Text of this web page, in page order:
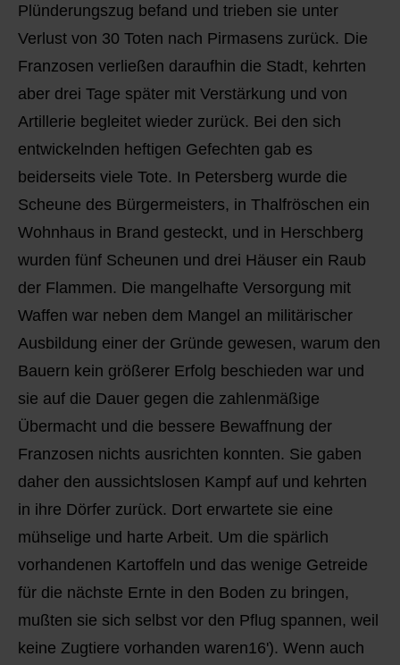
Plünderungszug befand und trieben sie unter
Verlust von 30 Toten nach Pirmasens zurück. Die
Franzosen verließen daraufhin die Stadt, kehrten
aber drei Tage später mit Verstärkung und von
Artillerie begleitet wieder zurück. Bei den sich
entwickelnden heftigen Gefechten gab es
beiderseits viele Tote. In Petersberg wurde die
Scheune des Bürgermeisters, in Thalfröschen ein
Wohnhaus in Brand gesteckt, und in Herschberg
wurden fünf Scheunen und drei Häuser ein Raub
der Flammen. Die mangelhafte Versorgung mit
Waffen war neben dem Mangel an militärischer
Ausbildung einer der Gründe gewesen, warum den
Bauern kein größerer Erfolg beschieden war und
sie auf die Dauer gegen die zahlenmäßige
Übermacht und die bessere Bewaffnung der
Franzosen nichts ausrichten konnten. Sie gaben
daher den aussichtslosen Kampf auf und kehrten
in ihre Dörfer zurück. Dort erwartete sie eine
mühselige und harte Arbeit. Um die spärlich
vorhandenen Kartoffeln und das wenige Getreide
für die nächste Ernte in den Boden zu bringen,
mußten sie sich selbst vor den Pflug spannen, weil
keine Zugtiere vorhanden waren16'). Wenn auch